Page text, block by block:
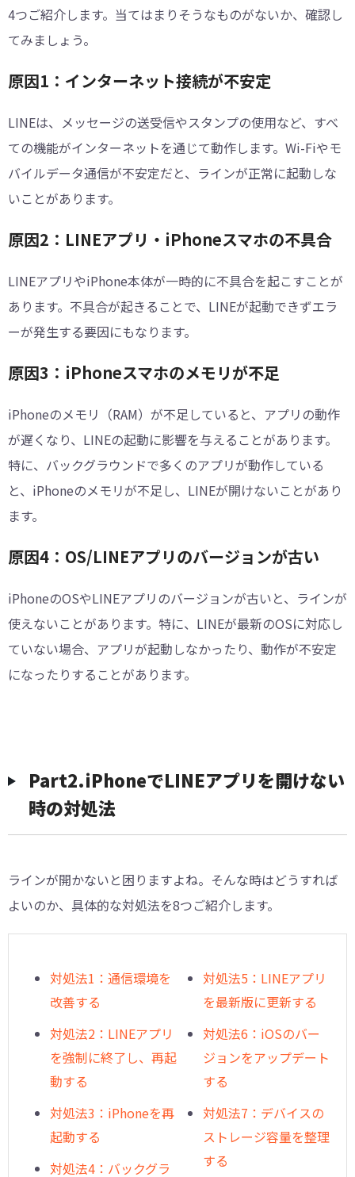
4つご紹介します。当てはまりそうなものがないか、確認し
てみましょう。
原因1：インターネット接続が不安定
LINEは、メッセージの送受信やスタンプの使用など、すべ
ての機能がインターネットを通じて動作します。Wi-Fiやモ
バイルデータ通信が不安定だと、ラインが正常に起動しな
いことがあります。
原因2：LINEアプリ・iPhoneスマホの不具合
LINEアプリやiPhone本体が一時的に不具合を起こすことが
あります。不具合が起きることで、LINEが起動できずエラ
ーが発生する要因にもなります。
原因3：iPhoneスマホのメモリが不足
iPhoneのメモリ（RAM）が不足していると、アプリの動作
が遅くなり、LINEの起動に影響を与えることがあります。
特に、バックグラウンドで多くのアプリが動作している
と、iPhoneのメモリが不足し、LINEが開けないことがあり
ます。
原因4：OS/LINEアプリのバージョンが古い
iPhoneのOSやLINEアプリのバージョンが古いと、ラインが
使えないことがあります。特に、LINEが最新のOSに対応し
ていない場合、アプリが起動しなかったり、動作が不安定
になったりすることがあります。
︎Part2.iPhoneでLINEアプリを開けない
時の対処法
ラインが開かないと困りますよね。そんな時はどうすれば
よいのか、具体的な対処法を8つご紹介します。
対処法1：通信環境を
改善する
対処法2：LINEアプリ
を強制に終了し、再起
動する
対処法3：iPhoneを再
起動する
対処法4：バックグラ
対処法5：LINEアプリ
を最新版に更新する
対処法6：iOSのバー
ジョンをアップデート
する
対処法7：デバイスの
ストレージ容量を整理
する